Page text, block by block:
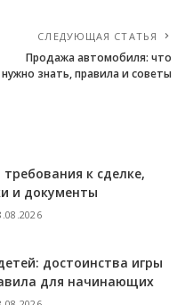
СЛЕДУЮЩАЯ СТАТЬЯ
Продажа автомобиля: что
нужно знать, правила и советы
к сделке,
и документы
достоинства игры
для начинающих